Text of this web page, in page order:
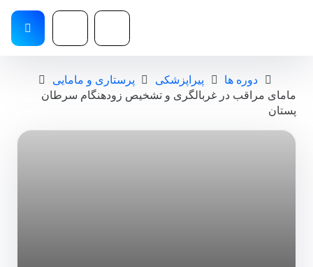
دوره ها پیراپزشکی
پرستاری و مامایی
مامای مراقب در غربالگری و تشخیص زودهنگام سرطان
پستان